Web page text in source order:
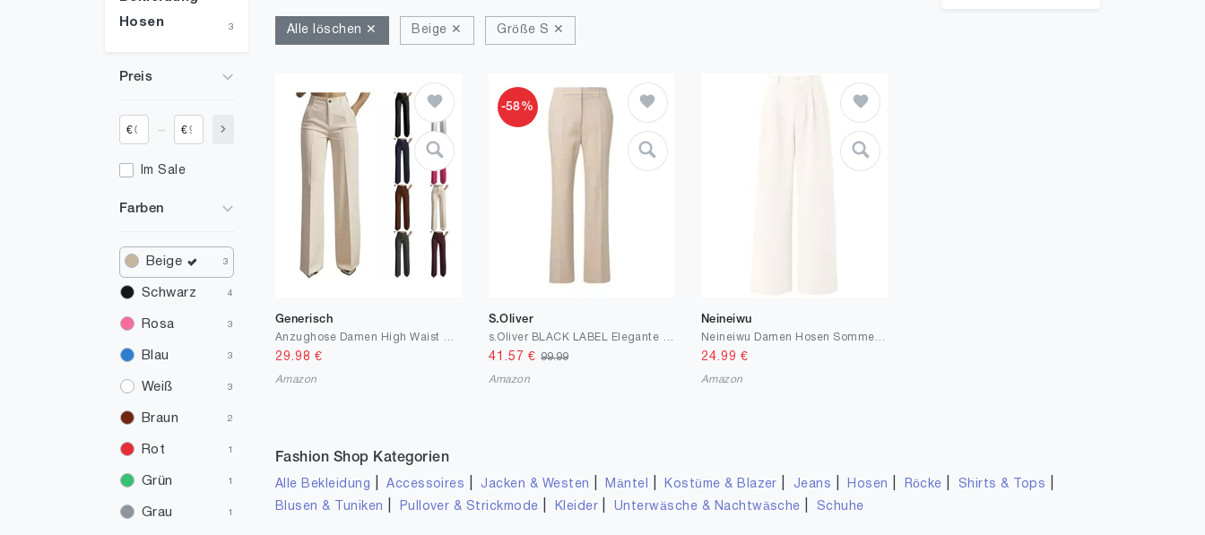
Hosen 3
Preis
€ €
Im Sale
Farben
Beige 3
Schwarz 4
Rosa 3
Blau 3
Weiß 3
Braun 2
Rot 1
Grün 1
Grau 1
Alle löschen ✕ Beige ✕ Größe S ✕
Generisch
29.98 €
Amazon
-58%
S.Oliver
41.57 € 99.99
Amazon
Neineiwu
24.99 €
Amazon
Fashion Shop Kategorien
Alle Bekleidung |Accessoires Jacken & Westen Mäntel Kostüme & Blazer Jeans Hosen Röcke Shirts & Tops
Blusen & Tuniken Pullover & Strickmode Kleider Unterwäsche & Nachtwäsche Schuhe